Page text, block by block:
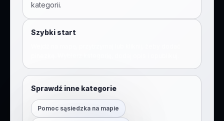
kategorii.
Szybki start
Sprawdź inne kategorie
Pomoc sąsiedzka na mapie